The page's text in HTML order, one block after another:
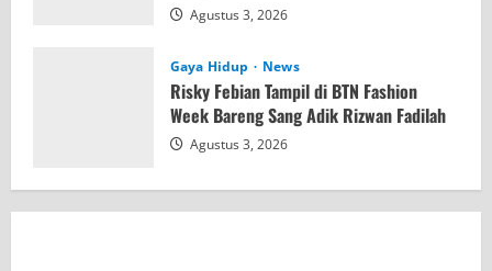
Agustus 3, 2026
Gaya Hidup News
Risky Febian Tampil di BTN Fashion
Week Bareng Sang Adik Rizwan Fadilah
Agustus 3, 2026